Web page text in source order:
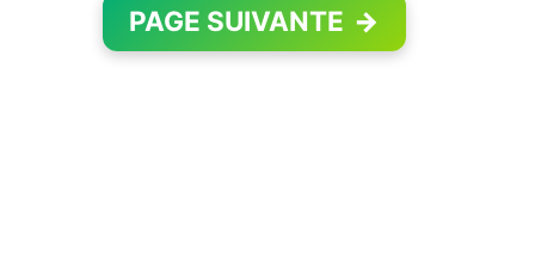
PAGE SUIVANTE →